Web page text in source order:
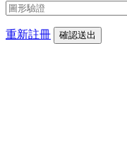
重新註冊 確認送出